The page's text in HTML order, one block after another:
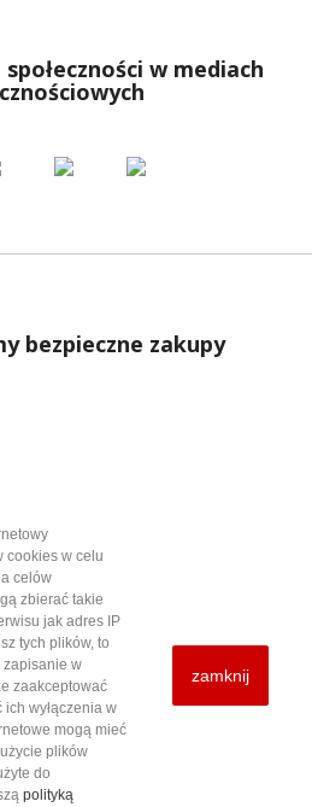
społeczności w mediach
bezpieczne zakupy
cookies w celu
celów
zbierać takie
jak adres IP
tych plików, to
zapisanie w
zaakceptować
wyłączenia w
mogą mieć
plików
do
polityką
zamknij